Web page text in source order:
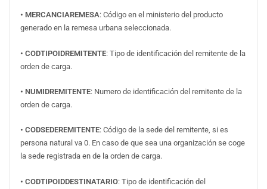
• MERCANCIAREMESA: Código en el ministerio del producto
generado en la remesa urbana seleccionada.
• CODTIPOIDREMITENTE: Tipo de identificación del remitente de la
orden de carga.
• NUMIDREMITENTE: Numero de identificación del remitente de la
orden de carga.
• CODSEDEREMITENTE: Código de la sede del remitente, si es
persona natural va 0. En caso de que sea una organización se coge
la sede registrada en de la orden de carga.
• CODTIPOIDDESTINATARIO: Tipo de identificación del